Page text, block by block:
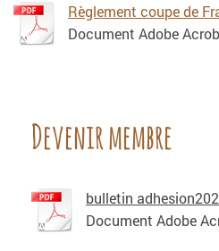
Règlement coupe de
Document Adobe
Devenir membre
bulletin
Document Adobe